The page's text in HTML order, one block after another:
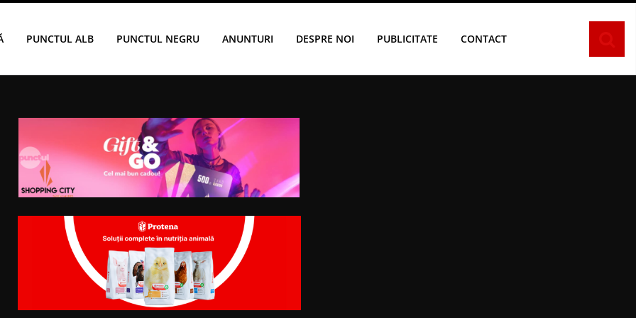
PUNCTUL ALB PUNCTUL NEGRU ANUNTURI DESPRE NOI PUBLICITATE CONTACT